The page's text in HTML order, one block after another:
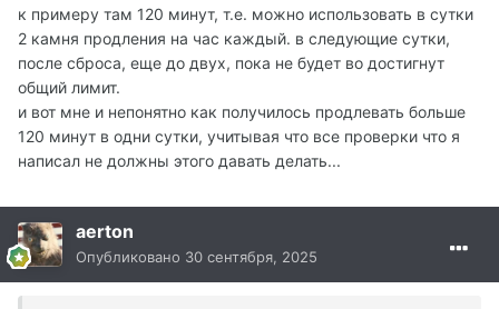
к примеру там 120 минут, т.е. можно использовать в сутки
2 камня продления на час каждый. в следующие сутки,
после сброса, еще до двух, пока не будет во достигнут
общий лимит.
и вот мне и непонятно как получилось продлевать больше
120 минут в одни сутки, учитывая что все проверки что я
написал не должны этого давать делать...
aerton
Опубликовано 30 сентября, 2025